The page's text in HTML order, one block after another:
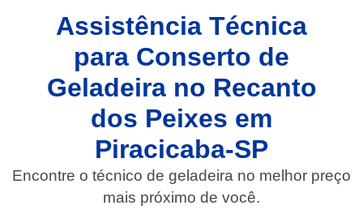
Assistência Técnica
para Conserto de
Geladeira no Recanto
dos Peixes em
Piracicaba-SP
Encontre o técnico de geladeira no melhor preço
mais próximo de você.